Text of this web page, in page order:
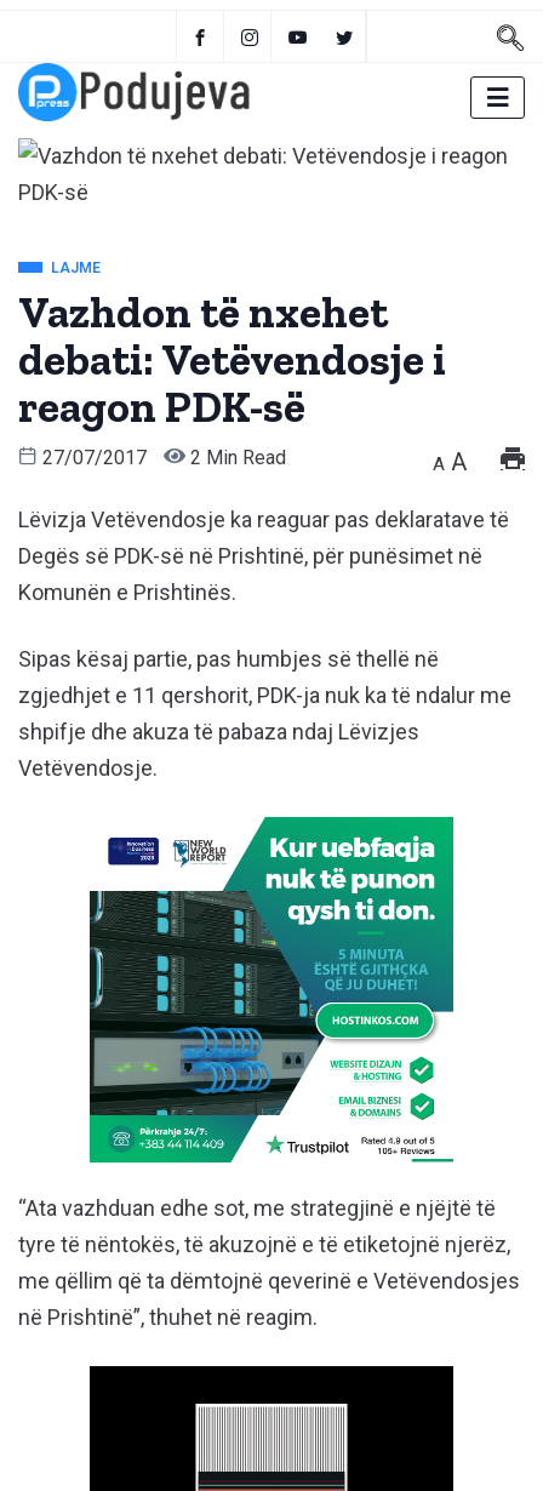
LAJME
Vazhdon të nxehet
debati: Vetëvendosje i
reagon PDK-së
27/07/2017 2 Min Read A A
Lëvizja Vetëvendosje ka reaguar pas deklaratave të
Degës së PDK-së në Prishtinë, për punësimet në
Komunën e Prishtinës.
Sipas kësaj partie, pas humbjes së thellë në
zgjedhjet e 11 qershorit, PDK-ja nuk ka të ndalur me
shpifje dhe akuza të pabaza ndaj Lëvizjes
Vetëvendosje.
“Ata vazhduan edhe sot, me strategjinë e njëjtë të
tyre të nëntokës, të akuzojnë e të etiketojnë njerëz,
me qëllim që ta dëmtojnë qeverinë e Vetëvendosjes
në Prishtinë”, thuhet në reagim.